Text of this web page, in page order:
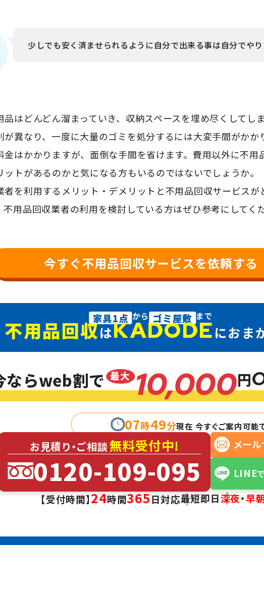
少しでも安く済ませられるように自分で出来る事は自分でや
はどんどん溜まっていき、収納スペースを埋め尽くしてし
が異なり、一度に大量のゴミを処分するには大変手間がかか
金はかかりますが、面倒な手間を省けます。費用以外に不
トがあるのかと気になる方もいるのではないでしょうか。
者を利用するメリット・デメリットと不用品回収サービス
不用品回収業者の利用を検討している方はぜひ参考にしてく
今すぐ不用品回収サービスを依頼する